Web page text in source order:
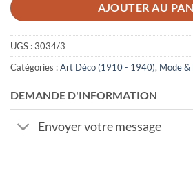
AJOUTER AU
UGS :3034/3
Catégories :Art Déco (1910 - 1940), Mode &
DEMANDE D'INFORMATION
Envoyer votre message